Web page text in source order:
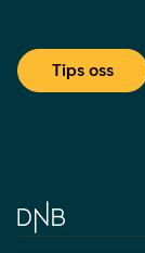
Tips oss